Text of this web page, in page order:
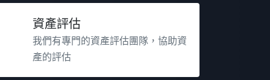
資產評估
我們有專門的資產評估團隊，協助資
產的評估